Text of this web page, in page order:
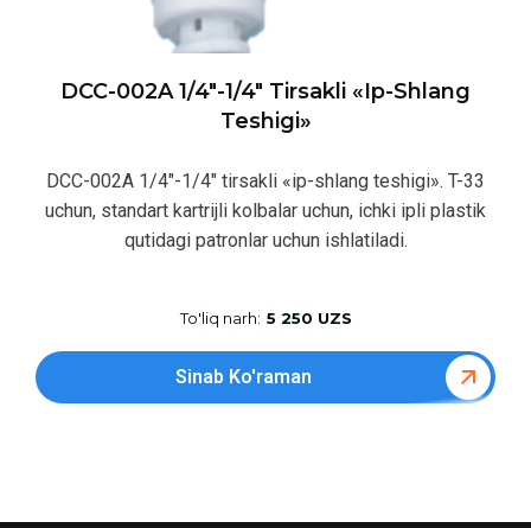
DCC-002A 1/4″-1/4″ Tirsakli «ip-Shlang
Teshigi»
DCC-002A 1/4″-1/4″ tirsakli «ip-shlang teshigi». T-33
uchun, standart kartrijli kolbalar uchun, ichki ipli plastik
qutidagi patronlar uchun ishlatiladi.
To'liq narh: 5 250 UZS
Sinab Ko'raman